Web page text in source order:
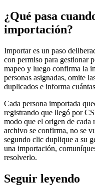
¿Qué pasa
importación?
Importar es un paso
con permiso para gestionar
mapeo y luego confirma la
personas asignadas, omite
duplicados e informa
Cada persona importada
registrando que llegó por
modo que el origen de cada
archivo se confirma, no se
segundo clic duplique a su
una importación,
resolverlo.
Seguir leyendo